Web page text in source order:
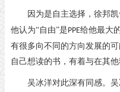
因为是自主选择，徐邦
他认为“自由”是PPE给他最大
有很多向不同的方向发展的
自己想读的书，有着与在其
吴冰洋对此深有同感。